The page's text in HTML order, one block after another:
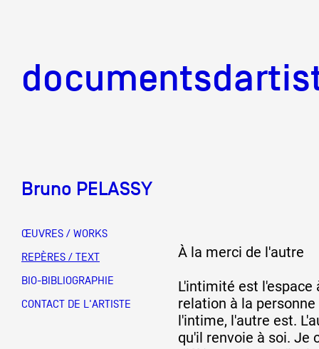
Mission
Équipe
Bruno PELASSY
ŒUVRES / WORKS
REPÈRES / TEXT
BIO-BIBLIOGRAPHIE
CONTACT DE L'ARTISTE
À la merci de l'autre
L'intimité est l'espace
relation à la
l'intime, l'autre est.
qu'il renvoie à soi. Je